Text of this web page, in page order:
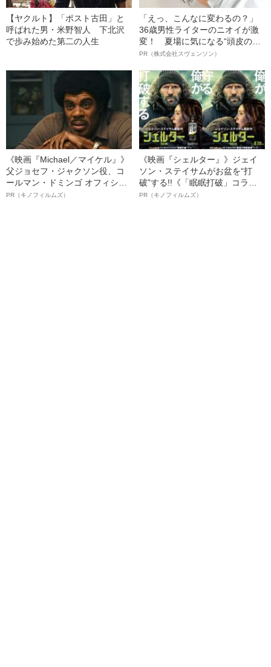
【ヤクルト】「ポスト古田」と
呼ばれた男・米野智人 下北沢
で歩み始めた第二の人生
「えっ、こんなに変わるの？」
36歳男性ライターのニオイが激
変！ 夏場に気になる“頭皮のニ
オイ”や“ベタつき”を解消す
ト”が生み出した徹底ケアとは
PR（株式会社スヴェンソン）
《映画『Michael／マイケル』》
父ジョセフ・ジャクソン役、コ
ールマン・ドミンゴ オフィシャ
ルインタビュー“観客を魅了した
PR（キノフィルムズ）
《映画『シェルター』》ジェイ
ソン・ステイサムがお盆を“打
破”する!!《「眠眠打破」コラ
ボ》
PR（キノフィルムズ）